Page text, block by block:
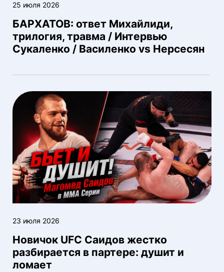
25 июля 2026
БАРХАТОВ: ответ Михайлиди,
трилогия, травма / Интервью
Сукаленко / Василенко vs Нерсесян
23 июля 2026
Новичок UFC Саидов жестко
разбирается в партере: душит и
ломает